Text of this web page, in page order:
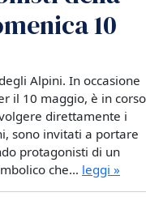
10
Alpini. In occasione
il 10 maggio, è in corso
direttamente i
sono invitati a portare
protagonisti di un
che… leggi »